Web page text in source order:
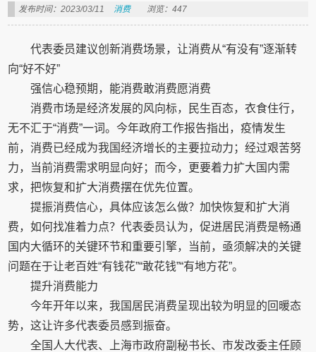
发布时间：2023/03/11 消费 浏览：447
代表委员建议创新消费场景，让消费从“有没有”逐渐转
向“好不好”
强信心稳预期，能消费敢消费愿消费
消费市场是经济发展的风向标，民生百态，衣食住行，
无不汇于“消费”一词。今年政府工作报告指出，疫情发生
前，消费已经成为我国经济增长的主要拉动力；经过艰苦努
力，当前消费需求明显向好；而今，更要着力扩大国内需
求，把恢复和扩大消费摆在优先位置。
提振消费信心，具体应该怎么做？加快恢复和扩大消
费，如何找准着力点？代表委员认为，促进居民消费是畅通
国内大循环的关键环节和重要引擎，当前，亟须解决的关键
问题在于让老百姓“有钱花”“敢花钱”“有地方花”。
提升消费能力
今年开年以来，我国居民消费呈现出较为明显的回暖态
势，这让许多代表委员感到振奋。
全国人大代表、上海市政府副秘书长、市发改委主任顾